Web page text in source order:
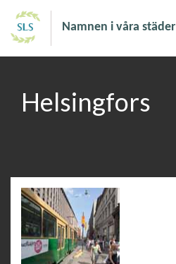
Namnen i våra städer
Helsingfors